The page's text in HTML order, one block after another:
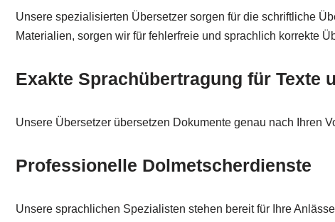
Unsere spezialisierten Übersetzer sorgen für die schriftliche
Materialien, sorgen wir für fehlerfreie und sprachlich korrekte
Exakte Sprachübertragung für Texte
Unsere Übersetzer übersetzen Dokumente genau nach Ihren
Professionelle Dolmetscherdienste
Unsere sprachlichen Spezialisten stehen bereit für Ihre